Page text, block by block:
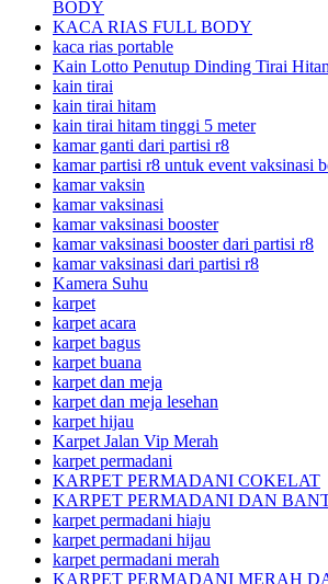
BODY
KACA RIAS FULL BODY
kaca rias portable
Kain Lotto Penutup Dinding Tirai
kain tirai
kain tirai hitam
kain tirai hitam tinggi 5 meter
kamar ganti dari partisi r8
kamar partisi r8 untuk event vaksinasi
kamar vaksin
kamar vaksinasi
kamar vaksinasi booster
kamar vaksinasi booster dari partisi r8
kamar vaksinasi dari partisi r8
Kamera Suhu
karpet
karpet acara
karpet bagus
karpet buana
karpet dan meja
karpet dan meja lesehan
karpet hijau
Karpet Jalan Vip Merah
karpet permadani
KARPET PERMADANI COKELAT
KARPET PERMADANI DAN
karpet permadani hiaju
karpet permadani hijau
karpet permadani merah
KARPET PERMADANI MERAH